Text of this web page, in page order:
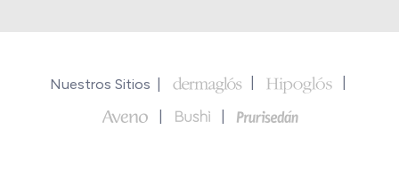
Nuestros Sitios